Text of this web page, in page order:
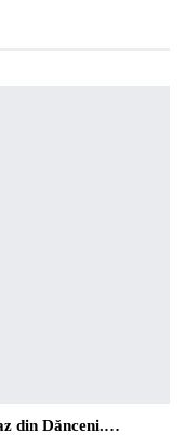
din Dănceni.…